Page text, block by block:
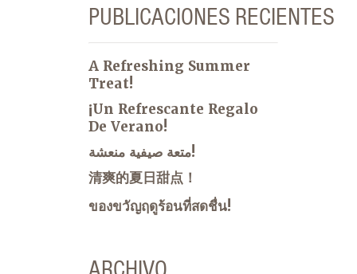
PUBLICACIONES RECIENTES
A Refreshing Summer
Treat!
¡Un Refrescante Regalo
De Verano!
متعة صيفية منعشة!
清爽的夏日甜点！
ของขวัญฤดูร้อนที่สดชื่น!